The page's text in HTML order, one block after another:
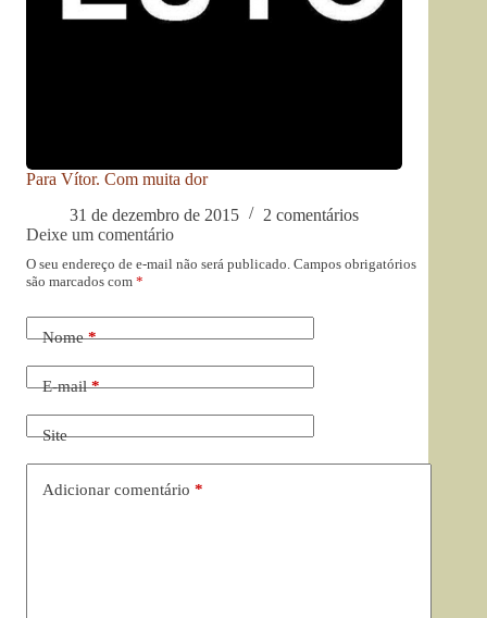
Para Vítor. Com muita dor
31 de dezembro de 2015
2 comentários
Deixe um comentário
O seu endereço de e-mail não será publicado. Campos obrigatórios
são marcados com *
Nome*
E-mail*
Site
Adicionar comentário *